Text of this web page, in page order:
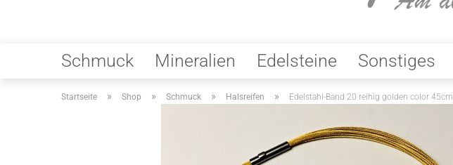
Schmuck Mineralien Edelsteine Sonstiges
Startseite » Shop » Schmuck » Halsreifen » Edelstahl-Band 20 reihig golden color 45cm